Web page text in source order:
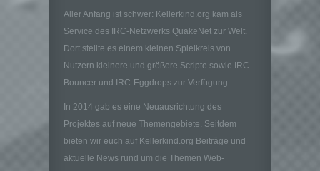
Aller Anfang ist schwer: Kellerkind.org kam als
Service des IRC-Netzwerks QuakeNet zur Welt.
Dort stellte es einem kleinen Spielkreis von
Nutzern kleinere und größere Scripte sowie IRC-
Bouncer und IRC-Eggdrops zur Verfügung.
In 2014 gab es eine Neuausrichtung des
Projektes auf neue Themengebiete. Seitdem
bieten wir euch auf Kellerkind.org Beiträge und
aktuelle News rund um die Themen Web-
natürlichen Person zugewiesen werden.
g) Verantwortlicher oder für die Verarbeitung
Verantwortlicher
Verantwortlicher oder für die Verarbeitung
Verantwortlicher ist die natürliche oder
oder andere Stelle, die allein oder
gemeinsam mit anderen über die Zwecke
und Mittel der Verarbeitung von
personenbezogenen Daten entscheidet.